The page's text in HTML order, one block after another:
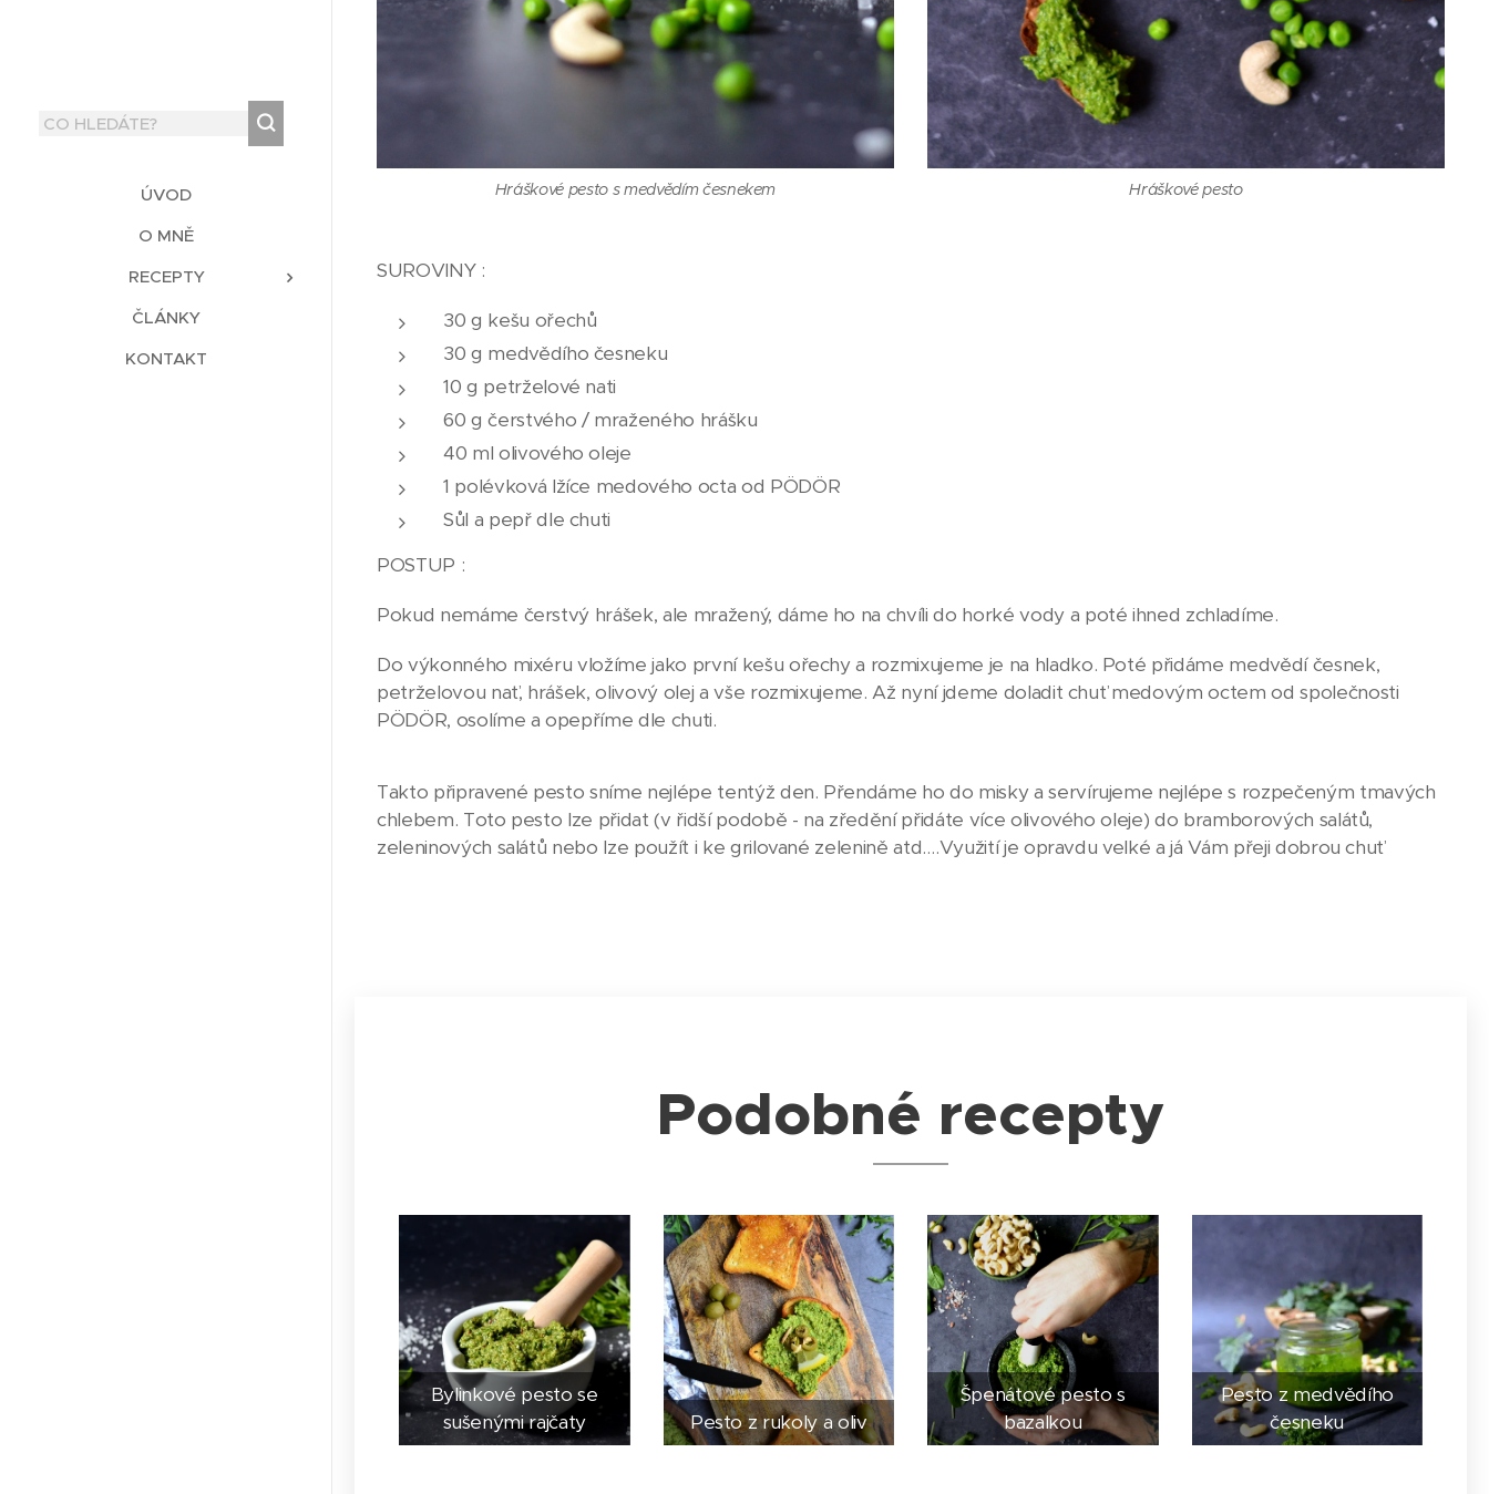
ÚVOD
O MNĚ
RECEPTY
ČLÁNKY
KONTAKT
Hráškové pesto s medvědím česnekem Hráškové pesto
SUROVINY :
30 g kešu ořechů
30 g medvědího česneku
10 g petrželové nati
60 g čerstvého / mraženého hrášku
40 ml olivového oleje
1 polévková lžíce medového octa od PÖDÖR
Sůl a pepř dle chuti
POSTUP :
Pokud nemáme čerstvý hrášek, ale mražený, dáme ho na chvíli do horké vody a poté ihned zchladíme.
Do výkonného mixéru vložíme jako první kešu ořechy a rozmixujeme je na hladko. Poté přidáme medvědí česnek,
petrželovou nať, hrášek, olivový olej a vše rozmixujeme. Až nyní jdeme doladit chuť medovým octem od společnosti
PÖDÖR, osolíme a opepříme dle chuti.
Takto připravené pesto sníme nejlépe tentýž den. Přendáme ho do misky a servírujeme nejlépe s rozpečeným tmavých
chlebem. Toto pesto lze přidat (v řidší podobě - na zředění přidáte více olivového oleje) do bramborových salátů,
zeleninových salátů nebo lze použít i ke grilované zelenině atd….Využití je opravdu velké a já Vám přeji dobrou chuť
Podobné recepty
Bylinkové pesto se
sušenými rajčaty
Pesto z rukoly a oliv
Špenátové pesto s
bazalkou
Pesto z medvědího
česneku